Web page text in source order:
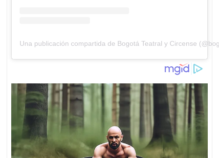
Una publicación compartida de Bogotá Teatral y Circense